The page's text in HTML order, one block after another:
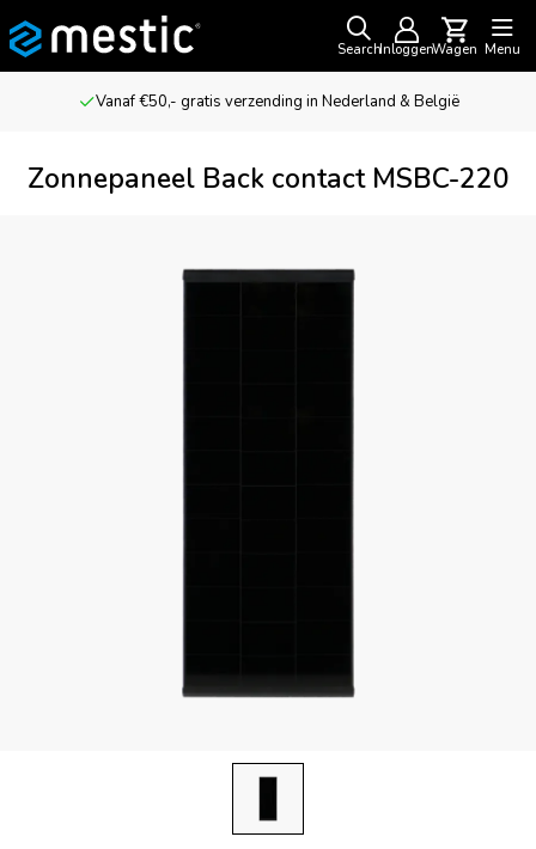
SearchInloggenWagen Menu
Vanaf €50,- gratis verzending in Nederland & België
Zonnepaneel Back contact MSBC-220